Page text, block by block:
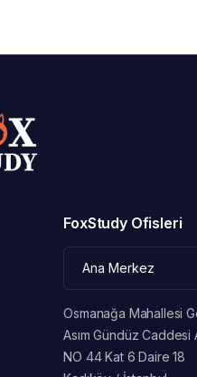
FoxStudy Ofisleri
Osmanağa Mahallesi
Asım Gündüz Caddesi
NO 44 Kat 6 Daire 18